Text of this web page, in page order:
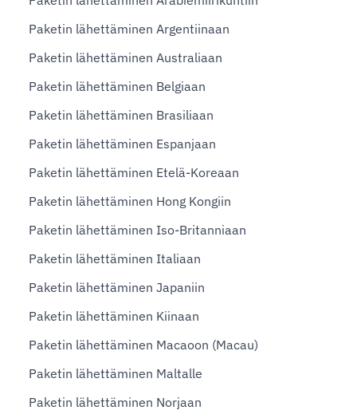
Paketin lähettäminen Argentiinaan
Paketin lähettäminen Australiaan
Paketin lähettäminen Belgiaan
Paketin lähettäminen Brasiliaan
Paketin lähettäminen Espanjaan
Paketin lähettäminen Etelä-Koreaan
Paketin lähettäminen Hong Kongiin
Paketin lähettäminen Iso-Britanniaan
Paketin lähettäminen Italiaan
Paketin lähettäminen Japaniin
Paketin lähettäminen Kiinaan
Paketin lähettäminen Macaoon (Macau)
Paketin lähettäminen Maltalle
Paketin lähettäminen Norjaan